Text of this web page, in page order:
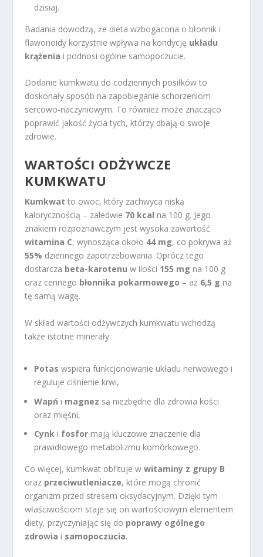
dzisiaj.
Badania dowodzą, że dieta wzbogacona o błonnik i
flawonoidy korzystnie wpływa na kondycję układu
krążenia i podnosi ogólne samopoczucie.
Dodanie kumkwatu do codziennych posiłków to
doskonały sposób na zapobieganie schorzeniom
sercowo-naczyniowym. To również może znacząco
poprawić jakość życia tych, którzy dbają o swoje
zdrowie.
WARTOŚCI ODŻYWCZE
KUMKWATU
Kumkwat to owoc, który zachwyca niską
kalorycznością – zaledwie 70 kcal na 100 g. Jego
znakiem rozpoznawczym jest wysoka zawartość
witamina C, wynosząca około 44 mg, co pokrywa aż
55% dziennego zapotrzebowania. Oprócz tego
dostarcza beta-karotenu w ilości 155 mg na 100 g
oraz cennego błonnika pokarmowego – aż 6,5 g na
tę samą wagę.
W skład wartości odżywczych kumkwatu wchodzą
także istotne minerały:
Potas wspiera funkcjonowanie układu nerwowego i
reguluje ciśnienie krwi,
Wapń i magnez są niezbędne dla zdrowia kości
oraz mięśni,
Cynk i fosfor mają kluczowe znaczenie dla
prawidłowego metabolizmu komórkowego.
Co więcej, kumkwat obfituje wwitaminy z grupy B
oraz przeciwutleniacze, które mogą chronić
organizm przed stresem oksydacyjnym. Dzięki tym
właściwościom staje się on wartościowym elementem
diety, przyczyniając się do poprawy ogólnego
zdrowia i samopoczucia.